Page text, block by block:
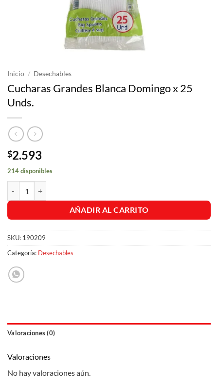
Inicio / Desechables
Cucharas Grandes Blanca Domingo x 25
Unds.
$2.593
214 disponibles
AÑADIR AL CARRITO
SKU: 190209
Categoría: Desechables
Valoraciones (0)
Valoraciones
No hay valoraciones aún.